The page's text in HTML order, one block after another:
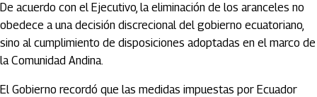
De acuerdo con el Ejecutivo, la eliminación de los aranceles no
obedece a una decisión discrecional del gobierno ecuatoriano,
sino al cumplimiento de disposiciones adoptadas en el marco de
la Comunidad Andina.
El Gobierno recordó que las medidas impuestas por Ecuador